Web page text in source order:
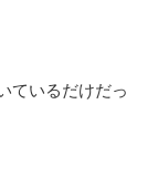
ているだけだっ